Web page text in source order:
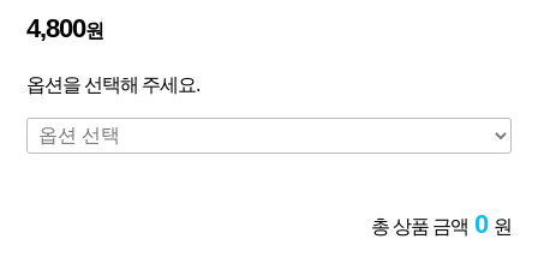
4,800원
옵션을 선택해 주세요.
총 상품 금액 0 원